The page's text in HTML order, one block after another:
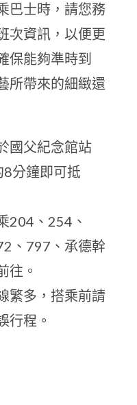
巴士時，請您務
次資訊，以便更
保能夠準時到
所帶來的細緻還
國父紀念館站
8分鐘即可抵
204、254、
、797、承德幹
往。
繁多，搭乘前請
行程。